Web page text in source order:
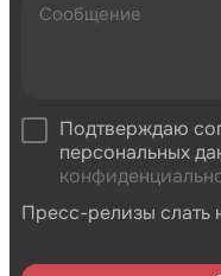
Подтверждаю
персональных
Пресс-релизы слать